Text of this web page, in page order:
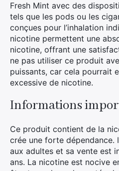
Fresh Mint avec des
tels que les pods ou les
conçues pour l’inhalation
nicotine permettent une
nicotine, offrant une
ne pas utiliser ce produit
puissants, car cela pourrait
excessive de nicotine.
Informations
Ce produit contient de la
crée une forte dépendance.
aux adultes et sa vente est
ans. La nicotine est nocive